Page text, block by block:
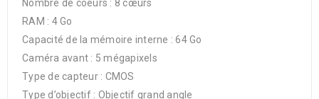
Nombre de coeurs : 8 cœurs
RAM : 4 Go
Capacité de la mémoire interne : 64 Go
Caméra avant : 5 mégapixels
Type de capteur : CMOS
Type d’objectif : Objectif grand angle